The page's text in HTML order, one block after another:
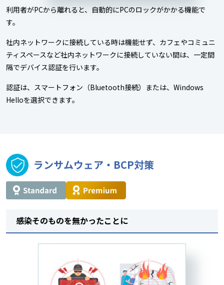
利用者がPCから離れると、自動的にPCのロックがかかる機能で
す。
社内ネットワークに接続している時は機能せず、カフェやコミュニ
ティスペースなど社内ネットワークに接続していない間は、一定間
隔でデバイス認証を行います。
認証は、スマートフォン（Bluetooth接続）または、Windows
Helloを選択できます。
ランサムウェア・BCP対策
感染そのものを無かったことに